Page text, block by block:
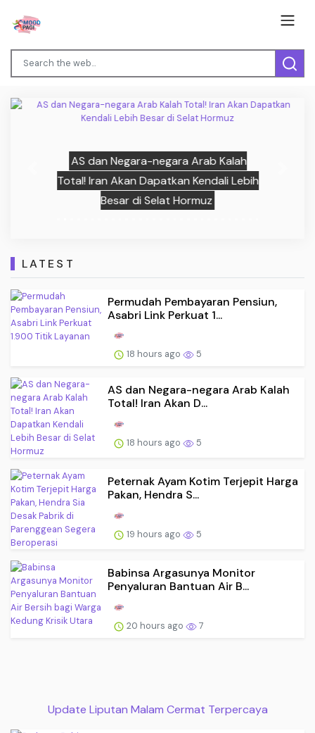
AS dan Negara-negara Arab Kalah
Total! Iran Akan Dapatkan Kendali Lebih
Besar di Selat Hormuz
Previous
LATEST
Permudah Pembayaran Pensiun,
Asabri Link Perkuat 1...
18 hours ago 5
AS dan Negara-negara Arab Kalah
Total! Iran Akan D...
18 hours ago 5
Peternak Ayam Kotim Terjepit Harga
Pakan, Hendra S...
19 hours ago 5
Babinsa Argasunya Monitor
Penyaluran Bantuan Air B...
20 hours ago 7
Update Liputan Malam Cermat Terpercaya